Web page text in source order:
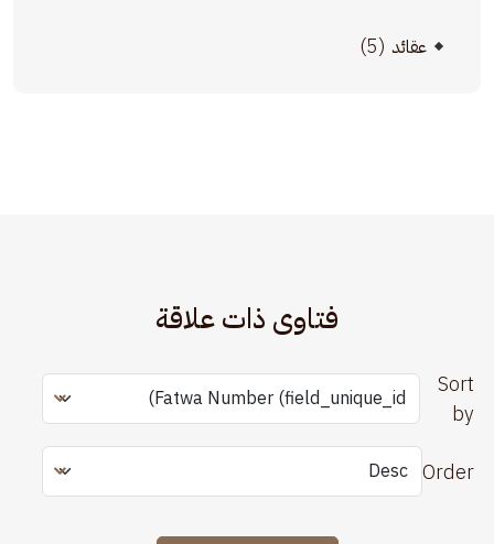
عقائد (5)
فتاوى ذات علاقة
Sort
by
Order